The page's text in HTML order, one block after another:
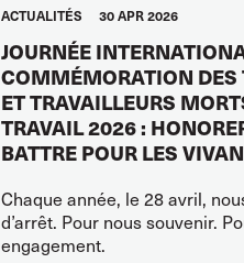
ACTUALITÉS 30 APR 2026
JOURNÉE
COMMÉMORATION DES
ET TRAVAILLEURS
TRAVAIL 2026 :
BATTRE POUR LES
Chaque année, le 28 avril,
d’arrêt. Pour nous souvenir.
engagement.